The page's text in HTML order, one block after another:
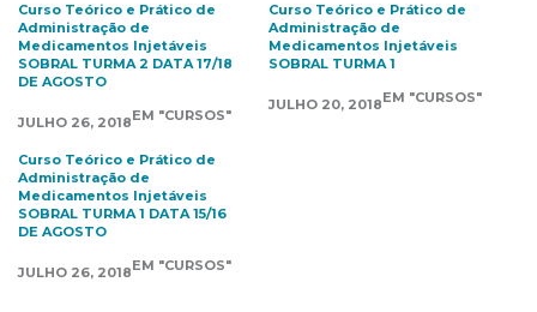
Curso Teórico e Prático de
Administração de
Medicamentos Injetáveis
SOBRAL TURMA 2 DATA 17/18
DE AGOSTO
JULHO 26, 2018EM "CURSOS"
Curso Teórico e Prático de
Administração de
Medicamentos Injetáveis
SOBRAL TURMA 1
JULHO 20, 2018EM "CURSOS"
Curso Teórico e Prático de
Administração de
Medicamentos Injetáveis
SOBRAL TURMA 1 DATA 15/16
DE AGOSTO
JULHO 26, 2018EM "CURSOS"